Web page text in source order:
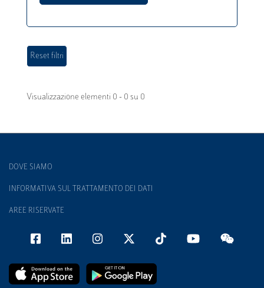
Visualizzazione elementi 0 - 0 su 0
DOVE SIAMO
INFORMATIVA SUL TRATTAMENTO DEI DATI
AREE RISERVATE